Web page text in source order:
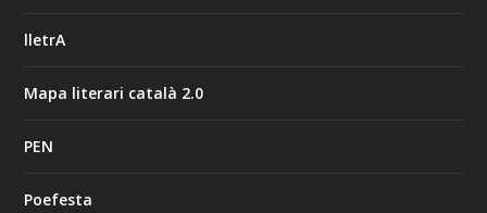
lletrA
Mapa literari català 2.0
PEN
Poefesta